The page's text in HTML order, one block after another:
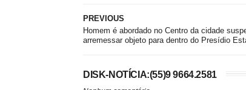
PREVIOUS
Homem é abordado no Centro da cidade
arremessar objeto para dentro do Presídio
DISK-NOTÍCIA:(55)9 9664.2581